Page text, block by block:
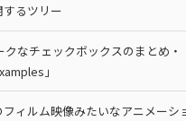
するツリー
クなチェックボックスのまとめ・
」
フィルム映像みたいなアニメーシ